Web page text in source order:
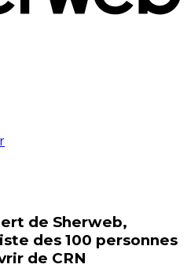
de Sherweb,
des 100 personnes
de CRN